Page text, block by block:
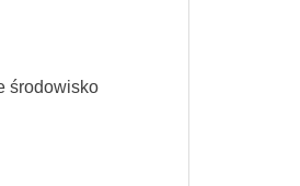
środowisko